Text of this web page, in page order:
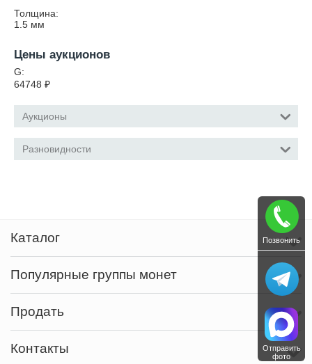
Толщина:
1.5 мм
Цены аукционов
G:
64748 ₽
Аукционы
Разновидности
Каталог
Популярные группы монет
Продать
Контакты
Позвонить
Отправить
фото